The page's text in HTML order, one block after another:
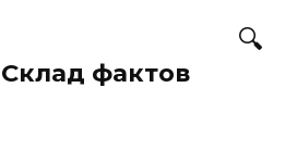
Склад фактов